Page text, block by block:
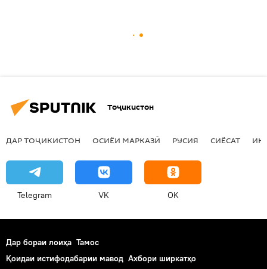
Тоҷикистон
ДАР ТОҶИКИСТОН ОСИЁИ МАРКАЗӢ РУСИЯ СИЁСАТ
Telegram VK OK
Дар бораи лоиҳа Тамос
Қоидаи истифодабарии мавод Ахбори ширкатҳо